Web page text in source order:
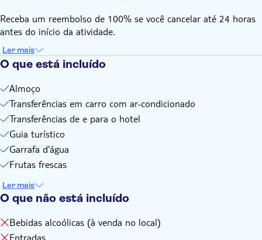
Para o almoço, há uma opção vegetariana, como arroz frito
de legumes com ovos e rolinhos primavera fritos
Não há opções veganas disponíveis
Não se esqueça de trazer:
na cascata
Receba um reembolso de 100% se você cancelar até 24 horas
antes do início da atividade.
Ler mais
O que está incluído
Almoço
Transferências em carro com ar-condicionado
Transferências de e para o hotel
Guia turístico
Garrafa d'água
Frutas frescas
Ler mais
O que não está incluído
Bebidas alcoólicas (à venda no local)
Entradas